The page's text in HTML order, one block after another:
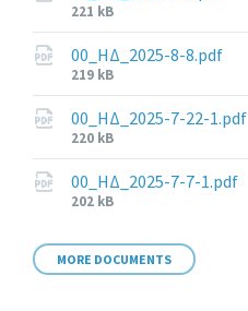
File
size:
221 kB
00_ΗΔ_2025-8-8.pdf
File
size:
219 kB
00_ΗΔ_2025-7-22-1.pdf
File
size:
220 kB
00_ΗΔ_2025-7-7-1.pdf
File
202 kB
MORE DOCUMENTS